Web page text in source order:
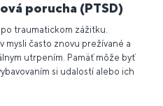
porucha (PTSD)
traumatickom zážitku.
mysli často znovu prežívané a
utrpením. Pamäť môže byť
si udalostí alebo ich